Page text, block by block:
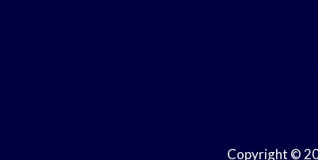
Copyright ©